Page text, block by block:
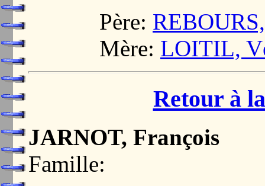
Père:
Mère: LOITIL,
Retour à
JARNOT, François
Famille: